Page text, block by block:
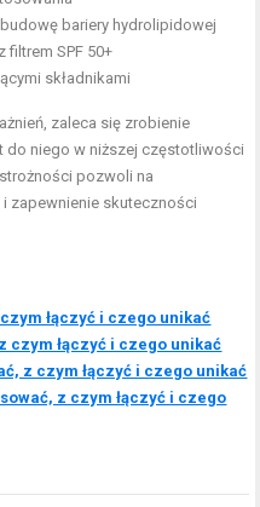
bariery hydrolipidowej
SPF 50+
składnikami
zaleca się zrobienie
do niego w niższej częstotliwości
pozwoli na
zapewnienie skuteczności
łączyć i czego unikać
czym łączyć i czego unikać
z czym łączyć i czego unikać
z czym łączyć i czego